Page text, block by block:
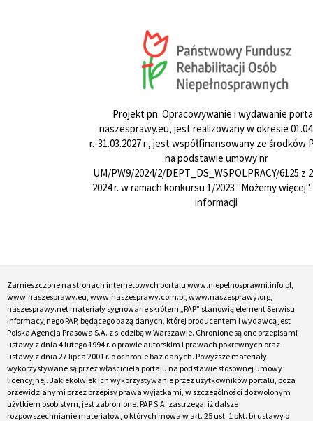
Projekt pn. Opracowywanie i wydawanie
naszesprawy.eu, jest realizowany w okresie
r.-31.03.2027 r., jest współfinansowany ze środków
na podstawie umowy nr
UM/PW9/2024/2/DEPT_DS_WSPOLPRACY/6125 z
2024 r. w ramach konkursu 1/2023 "Możemy więcej".
informacji
Zamieszczone na stronach internetowych portalu www.niepelnosprawni.info.pl,
www.naszesprawy.eu, www.naszesprawy.com.pl, www.naszesprawy.org,
naszesprawy.net materiały sygnowane skrótem „PAP” stanowią element Serwisu
informacyjnego PAP, będącego bazą danych, której producentem i wydawcą jest
Polska Agencja Prasowa S.A. z siedzibą w Warszawie. Chronione są one przepisami
ustawy z dnia 4 lutego 1994 r. o prawie autorskim i prawach pokrewnych oraz
ustawy z dnia 27 lipca 2001 r. o ochronie baz danych. Powyższe materiały
wykorzystywane są przez właściciela portalu na podstawie stosownej umowy
licencyjnej. Jakiekolwiek ich wykorzystywanie przez użytkowników portalu, poza
przewidzianymi przez przepisy prawa wyjątkami, w szczególności dozwolonym
użytkiem osobistym, jest zabronione. PAP S.A. zastrzega, iż dalsze
rozpowszechnianie materiałów, o których mowa w art. 25 ust. 1 pkt. b) ustawy o